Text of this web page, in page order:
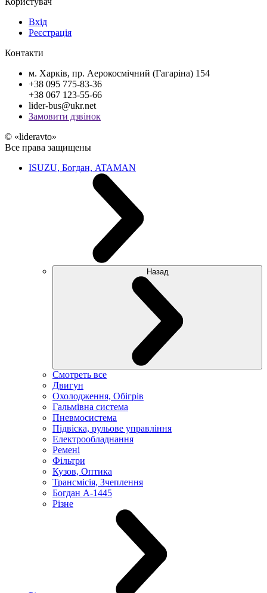
Вхід
Реєстрація
Контакти
м. Харків, пр. Аерокосмічний (Гагаріна) 154
+38 095 775-83-36
+38 067 123-55-66
lider-bus@ukr.net
Замовити дзвінок
© «lideravto»
Все права защищены
ISUZU, Богдан, ATAMAN
Назад
Смотреть все
Двигун
Охолодження, Обігрів
Гальмівна система
Пневмосистема
Підвіска, рульове управління
Електрообладнання
Ремені
Фільтри
Кузов, Оптика
Трансмісія, Зчеплення
Богдан А-1445
Різне